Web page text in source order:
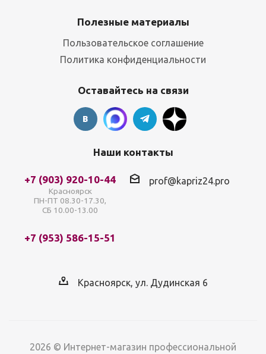
Полезные материалы
Пользовательское соглашение
Политика конфиденциальности
Оставайтесь на связи
Наши контакты
+7 (903) 920-10-44
Красноярск
ПН-ПТ 08.30-17.30,
СБ 10.00-13.00
+7 (953) 586-15-51
prof@kapriz24.pro
Красноярск, ул. Дудинская 6
2026 © Интернет-магазин профессиональной